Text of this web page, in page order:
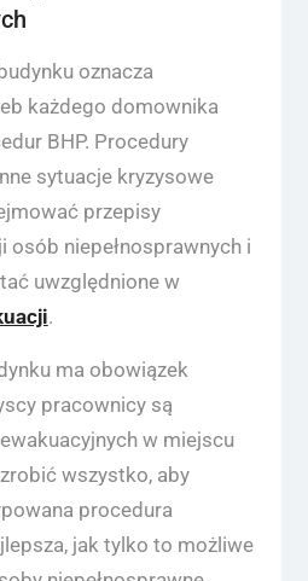
oznacza
każdego domownika
BHP. Procedury
sytuacje kryzysowe
przepisy
osób niepełnosprawnych i
uwzględnione w
.
ma obowiązek
pracownicy są
w miejscu
wszystko, aby
procedura
jak tylko to możliwe